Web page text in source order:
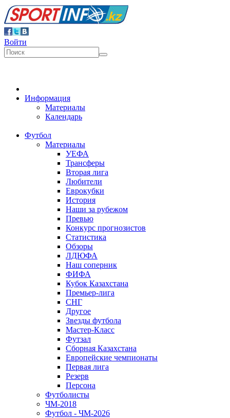
Войти
Информация
Материалы
Календарь
Футбол
Материалы
УЕФА
Трансферы
Вторая лига
Любители
Еврокубки
История
Наши за рубежом
Превью
Конкурс прогнозистов
Статистика
Обзоры
ЛДЮФА
Наш соперник
ФИФА
Кубок Казахстана
Премьер-лига
СНГ
Другое
Звезды футбола
Мастер-Класс
Футзал
Сборная Казахстана
Европейские чемпионаты
Первая лига
Резерв
Персона
Футболисты
ЧМ-2018
Футбол - ЧМ-2026